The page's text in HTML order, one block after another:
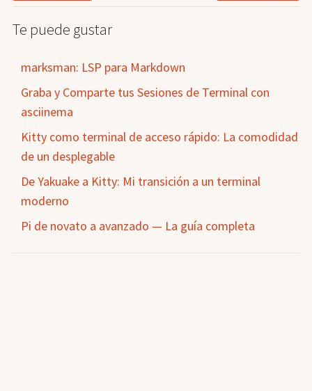
Te puede gustar
marksman: LSP para Markdown
Graba y Comparte tus Sesiones de Terminal con
asciinema
Kitty como terminal de acceso rápido: La comodidad
de un desplegable
De Yakuake a Kitty: Mi transición a un terminal
moderno
Pi de novato a avanzado — La guía completa